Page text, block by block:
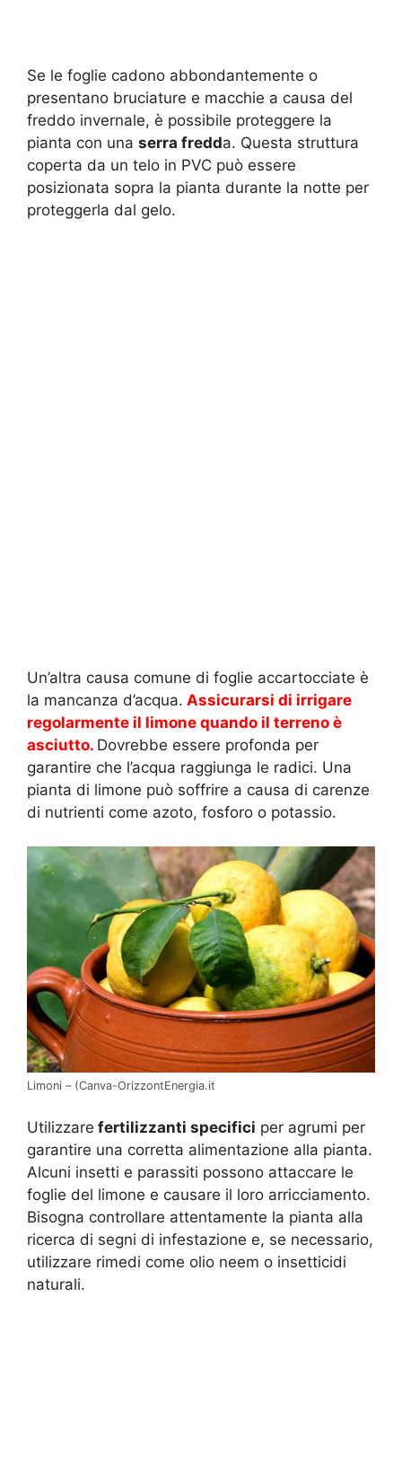
Se le foglie cadono abbondantemente o
presentano bruciature e macchie a causa del
freddo invernale, è possibile proteggere la
pianta con una serra fredda. Questa struttura
coperta da un telo in PVC può essere
posizionata sopra la pianta durante la notte per
proteggerla dal gelo.
Un’altra causa comune di foglie accartocciate è
la mancanza d’acqua. Assicurarsi di irrigare
regolarmente il limone quando il terreno è
asciutto. Dovrebbe essere profonda per
garantire che l’acqua raggiunga le radici. Una
pianta di limone può soffrire a causa di carenze
di nutrienti come azoto, fosforo o potassio.
Limoni – (Canva-OrizzontEnergia.it
Utilizzare fertilizzanti specifici per agrumi per
garantire una corretta alimentazione alla pianta.
Alcuni insetti e parassiti possono attaccare le
foglie del limone e causare il loro arricciamento.
Bisogna controllare attentamente la pianta alla
ricerca di segni di infestazione e, se necessario,
utilizzare rimedi come olio neem o insetticidi
naturali.